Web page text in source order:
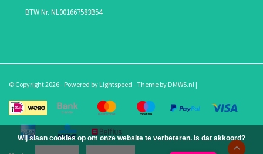
BTW Nr. NL001667583B54
© Copyright 2026 - Powered by Lightspeed - Theme by DMWS.nl |
Wij slaan cookies op om onze website te verbeteren. Is dat akkoord?